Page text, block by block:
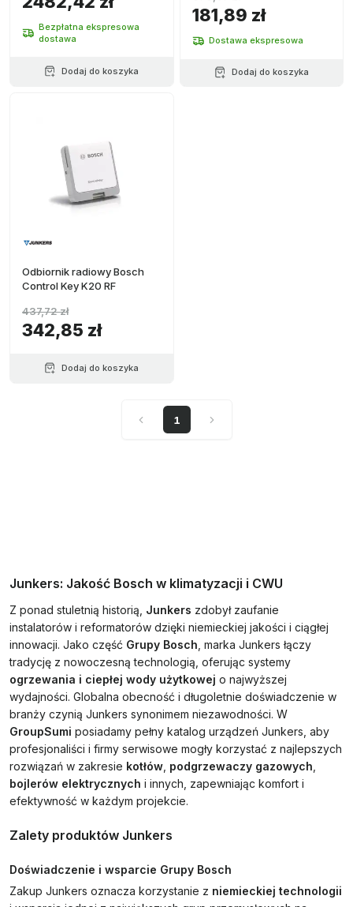
Bezpłatna ekspresowa
dostawa
Dodaj do koszyka
181,89 zł
Dostawa ekspresowa
Dodaj do koszyka
Odbiornik radiowy Bosch
Control Key K20 RF
342,85 zł
437,72 zł
Dodaj do koszyka
1
Junkers: Jakość Bosch w klimatyzacji i CWU
Z ponad stuletnią historią, Junkers zdobył zaufanie
instalatorów i reformatorów dzięki niemieckiej jakości i ciągłej
innowacji. Jako część Grupy Bosch , marka Junkers łączy
tradycję z nowoczesną technologią, oferując systemy
ogrzewania i ciepłej wody użytkowej o najwyższej
wydajności. Globalna obecność i długoletnie doświadczenie w
branży czynią Junkers synonimem niezawodności. W
GroupSumi posiadamy pełny katalog urządzeń Junkers, aby
profesjonaliści i firmy serwisowe mogły korzystać z najlepszych
rozwiązań w zakresie kotłów podgrzewaczy gazowych
bojlerów elektrycznych i innych, zapewniając komfort i
efektywność w każdym projekcie.
Zalety produktów Junkers
Doświadczenie i wsparcie Grupy Bosch
Zakup Junkers oznacza korzystanie z niemieckiej technologii